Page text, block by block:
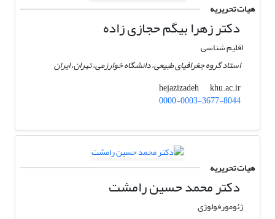
هیات تحریریه
دکتر زهرا بیگم حجازی زاده
اقلیم شناسی
استاد گروه جغرافیای طبیعی، دانشگاه خوارزمی، تهران، ایران
hejazizadeh
khu.ac.ir
0000-0003-3677-8044
هیات تحریریه
دکتر محمد حسین رامشت
ژئومورفولوژی